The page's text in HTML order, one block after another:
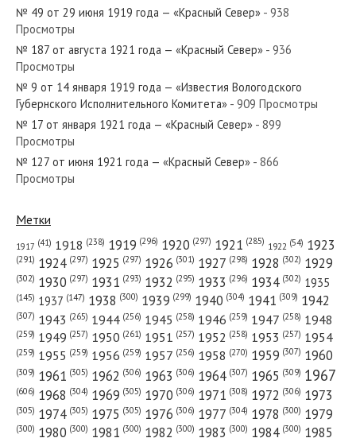
№ 217 от октября 1954 года — «Красный Север»
№ 81 от апреля 1928 года — «Красный Север»
№ 271 от ноября 1974 года — «Красный Север»
№ 298 от декабря 1942 года — «Красный Север»
№ 49 от 29 июня 1919 года — «Красный Север» - 938
Просмотры
№ 187 от августа 1921 года — «Красный Север» - 936
Просмотры
№ 9 от 14 января 1919 года — «Известия Вологодского
Губернского Исполнительного Комитета» - 909 Просмотры
№ 17 от января 1921 года — «Красный Север» - 899
Просмотры
№ 127 от июня 1921 года — «Красный Север» - 866
Просмотры
Метки
1917 (41) 1918 (238) 1919 (296) 1920 (297) 1921 (285) 1922 (54) 1923
(291) 1924 (297) 1925 (297) 1926 (301) 1927 (298) 1928 (302) 1929
(302) 1930 (297) 1931 (293) 1932 (295) 1933 (296) 1934 (302) 1935
(145) 1937 (147) 1938 (300) 1939 (299) 1940 (304) 1941 (309) 1942
(307) 1943 (265) 1944 (256) 1945 (258) 1946 (259) 1947 (258) 1948
(259) 1949 (257) 1950 (261) 1951 (257) 1952 (258) 1953 (257) 1954
(259) 1955 (259) 1956 (259) 1957 (256) 1958 (270) 1959 (307) 1960
(309) 1961 (305) 1962 (306) 1963 (306) 1964 (307) 1965 (309) 1967
(606) 1968 (304) 1969 (305) 1970 (306) 1971 (308) 1972 (306) 1973
(305) 1974 (305) 1975 (305) 1976 (306) 1977 (304) 1978 (300) 1979
(300) 1980 (300) 1981 (300) 1982 (300) 1983 (300) 1984 (300) 1985